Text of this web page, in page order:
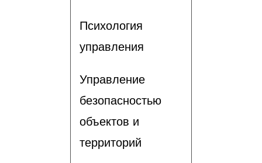
Психология
управления
Управление
безопасностью
объектов и
территорий